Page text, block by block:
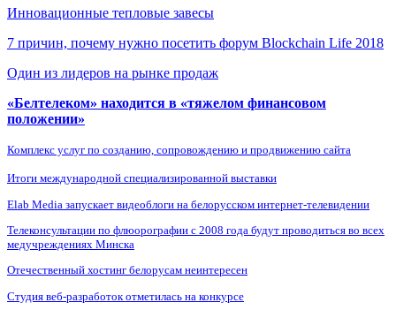
Инновационные тепловые завесы
7 причин, почему нужно посетить форум Blockchain Life 2018
Один из лидеров на рынке продаж
«Белтелеком» находится в «тяжелом финансовом
положении»
Комплекс услуг по созданию, сопровождению и продвижению сайта
Итоги международной специализированной выставки
Elab Media запускает видеоблоги на белорусском интернет-телевидении
Телеконсультации по флюорографии с 2008 года будут проводиться во всех
медучреждениях Минска
Отечественный хостинг белорусам неинтересен
Студия веб-разработок отметилась на конкурсе